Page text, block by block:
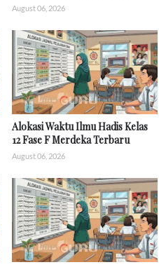
August 06, 2026
Alokasi Waktu Ilmu Hadis Kelas
12 Fase F Merdeka Terbaru
August 06, 2026